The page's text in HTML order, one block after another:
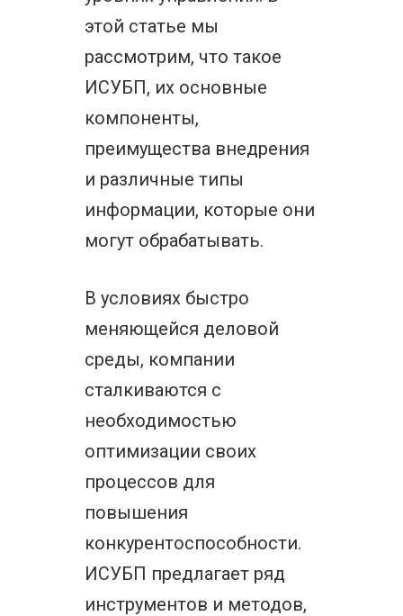
этой статье мы
рассмотрим, что такое
ИСУБП, их основные
компоненты,
преимущества внедрения
и различные типы
информации, которые они
могут обрабатывать.
В условиях быстро
меняющейся деловой
среды, компании
сталкиваются с
необходимостью
оптимизации своих
процессов для
повышения
конкурентоспособности.
ИСУБП предлагает ряд
инструментов и методов,